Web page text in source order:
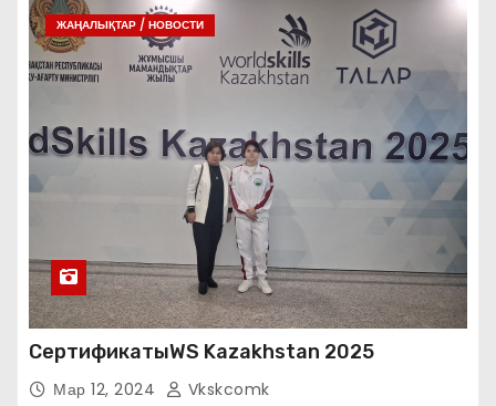
ЖАҢАЛЫҚТАР / НОВОСТИ
СертификатыWS Kazakhstan 2025
Мар 12, 2024 Vkskcomk